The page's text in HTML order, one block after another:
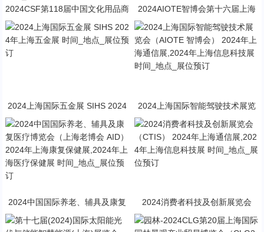
2024CSF第118届中国文化用品商
品交易会（文化会 CSF） 2024年
上海办公家具展,2024年上海办公
设备展,2024年上海办公文具展,20
24年上海办公用品展 时间_地点_
2024AIOTE智博会第十六届上海
国际智慧城市、物联网、大数据博
览会 2024年上海通信展,2024年
上海信息科技展 时间_地点_展位
预订
2024上海国际五金展 SIHS 2024
年上海五金展 时间_地点_展位预
订
2024上海国际智能驾驶技术展览
会（AIOTE 智博会） 2024年上海
通信展,2024年上海信息科技展 时
间_地点_展位预订
2024中国国际养老、辅具及康复
医疗博览会（上海老博会 AID） 2
024年上海康复保健展,2024年上
2024消费者科技及创新展览会
（CTIS） 2024年上海通信展,202
4年上海信息科技展 时间_地点_展